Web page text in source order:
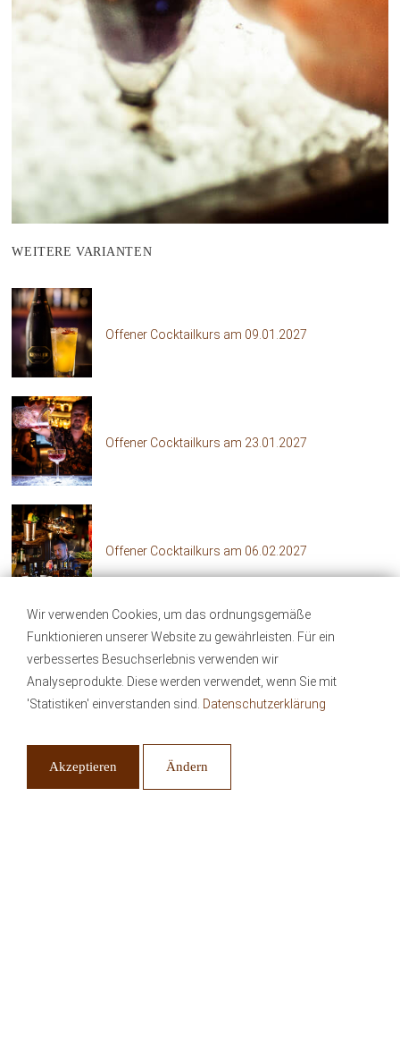
WEITERE VARIANTEN
Offener Cocktailkurs am 09.01.2027
Offener Cocktailkurs am 23.01.2027
Offener Cocktailkurs am 06.02.2027
Offener Cocktailkurs am 07.11.2026
Offener Cocktailkurs am 14.11.2026
Wir verwenden Cookies, um das ordnungsgemäße
Funktionieren unserer Website zu gewährleisten. Für ein
verbessertes Besuchserlebnis verwenden wir
Analyseprodukte. Diese werden verwendet, wenn Sie mit
'Statistiken' einverstanden sind.
Datenschutzerklärung
Akzeptieren Ändern